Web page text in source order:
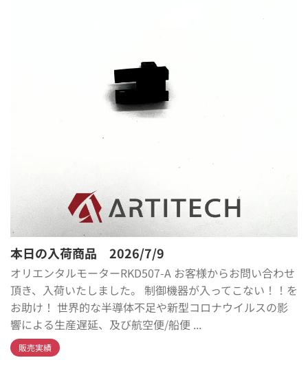
本日の入荷商品 2026/7/9
オリエンタルモーターRKD507-A お客様からお問い合わせ
頂き、入荷いたしました。 制御機器が入ってこない！！を
お助け！ 世界的な半導体不足や新型コロナウイルスの影
響による生産遅延、及び航空便/船便 ...
販売実績